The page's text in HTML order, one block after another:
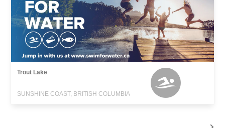
Trout Lake
SUNSHINE COAST, BRITISH COLUMBIA